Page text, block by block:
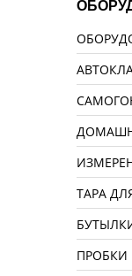
ТАРА
ПРОБКИ